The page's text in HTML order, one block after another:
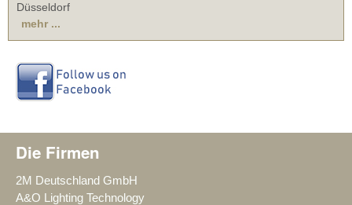
Düsseldorf
mehr ...
Die Firmen
2M Deutschland GmbH
A&O Lighting Technology